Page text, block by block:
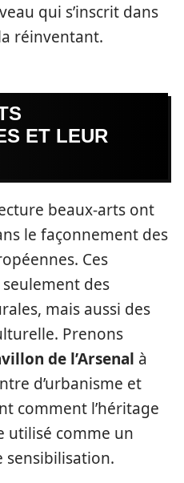
qui s’inscrit dans
réinventant.
ET LEUR
beaux-arts ont
le façonnement des
Ces
des
mais aussi des
Prenons
de l’Arsenal à
d’urbanisme et
comment l’héritage
utilisé comme un
sensibilisation.